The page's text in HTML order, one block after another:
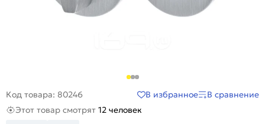
Код товара: 80246 В избранное
В сравнение
Этот товар смотрят 12 человек